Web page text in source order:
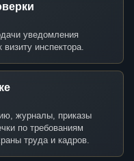
уведомления
визиту инспектора.
журналы, приказы
по требованиям
труда и кадров.